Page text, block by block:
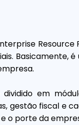
dividido em
gestão fiscal e
o porte da